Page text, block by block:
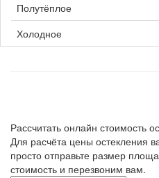
Полутёплое
Холодное
Рассчитать онлайн стоимость
Для расчёта цены остекления
просто отправьте размер
стоимость и перезвоним вам.